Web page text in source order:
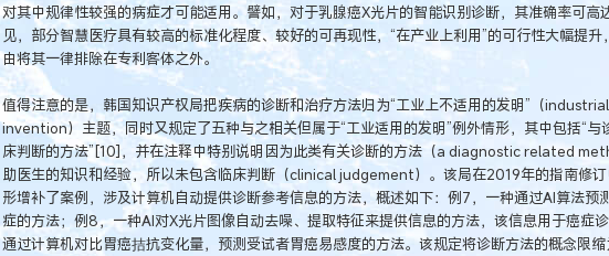
对其中规律性较强的病症才可能适用。譬如，对于乳腺癌X光片的智能识别诊断，其准确率可高
见，部分智慧医疗具有较高的标准化程度、较好的可再现性，“在产业上利用”的可行性大幅提升
由将其一律排除在专利客体之外。
值得注意的是，韩国知识产权局把疾病的诊断和治疗方法归为“工业上不适用的发明”（
invention）主题，同时又规定了五种与之相关但属于“工业适用的发明”例外情形，其中包括“与
床判断的方法”[10]，并在注释中特别说明因为此类有关诊断的方法（a diagnostic related
助医生的知识和经验，所以未包含临床判断（clinical judgement）。该局在2019年的指南修
形增补了案例，涉及计算机自动提供诊断参考信息的方法，概述如下：例7，一种通过AI算法
症的方法；例8，一种AI对X光片图像自动去噪、提取特征来提供信息的方法，该信息用于癌症
通过计算机对比胃癌拮抗变化量，预测受试者胃癌易感度的方法。该规定将诊断方法的概念限